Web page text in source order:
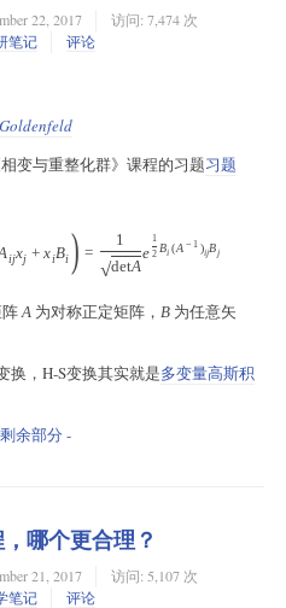
22, 2017
访问: 7,474 次
笔记 评论
变与重整化群》课程的习题习题
ijxj + xiBi) =
1
√detA
e
1
2 Bi (A − 1 )ijBj
阵A 为对称正定矩阵， B 为任意矢
换，H-S变换其实就是多变量高斯积
余部分 -
哪个更合理？
21, 2017
访问: 5,107 次
笔记 评论